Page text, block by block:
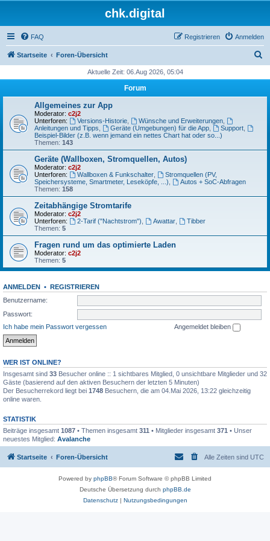
chk.digital
FAQ Anmelden
Registrieren
Startseite Foren-Übersicht
h
Aktuelle Zeit: 06.Aug 2026, 05:04
Forum
Allgemeines zur App
Moderator: c2j2
Unterforen:
Versions-Historie, Wünsche und Erweiterungen,
Anleitungen und Tipps
Geräte (Umgebungen) für die App, Support,
Beispiel-Bilder (z.B. wenn jemand ein nettes Chart hat oder so...)
Themen: 143
Geräte (Wallboxen, Stromquellen, Autos)
Moderator: c2j2
Unterforen:
Wallboxen & Funkschalter,
Stromquellen (PV,
Speichersysteme, Smartmeter, Leseköpfe, ...)
Autos + SoC-Abfragen
Themen: 158
Zeitabhängige Stromtarife
Moderator: c2j2
Unterforen:
2-Tarif ("Nachtstrom") Awattar,
Tibber
Themen: 5
Fragen rund um das optimierte Laden
Moderator: c2j2
Themen: 5
ANMELDEN • REGISTRIEREN
Benutzername:
Passwort:
Ich habe mein Passwort vergessen
Angemeldet bleiben
WER IST ONLINE?
Insgesamt sind 33 Besucher online :: 1 sichtbares Mitglied, 0 unsichtbare Mitglieder und 32
Gäste (basierend auf den aktiven Besuchern der letzten 5 Minuten)
Der Besucherrekord liegt bei 1748 Besuchern, die am 04.Mai 2026, 13:22 gleichzeitig
online waren.
STATISTIK
Beiträge insgesamt 1087 • Themen insgesamt 311 • Mitglieder insgesamt 371 • Unser
neuestes Mitglied: Avalanche
Startseite Foren-Übersicht Alle Zeiten sind UTC
Powered by phpBB® Forum Software © phpBB Limited
Deutsche Übersetzung durch phpBB.de
Datenschutz| Nutzungsbedingungen